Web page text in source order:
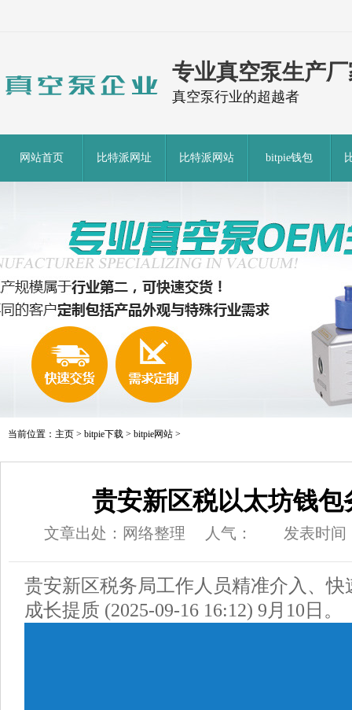
专业真空泵生产
真空泵行业的超越者
网站首页 比特派网址 比特派网站 bitpie钱包
当前位置： 主页 > bitpie下载 > bitpie网站 >
贵安新区税以太坊钱包
文章出处：网络整理 人气： 发表时间
贵安新区税务局工作人员精准介入、快
成长提质 (2025-09-16 16:12) 9月10日。